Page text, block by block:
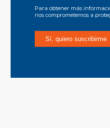
Para obtener más
nos comprometemos a